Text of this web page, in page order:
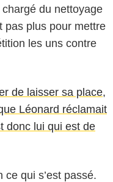
du nettoyage
pas plus pour mettre
les uns contre
de laisser sa place,
Léonard réclamait
donc lui qui est de
qui s’est passé.